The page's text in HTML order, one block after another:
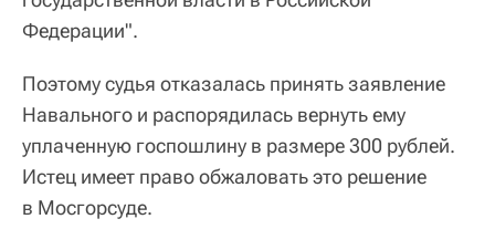
Федерации".
Поэтому судья отказалась принять заявление
Навального и распорядилась вернуть ему
уплаченную госпошлину в размере 300 рублей.
Истец имеет право обжаловать это решение
в Мосгорсуде.